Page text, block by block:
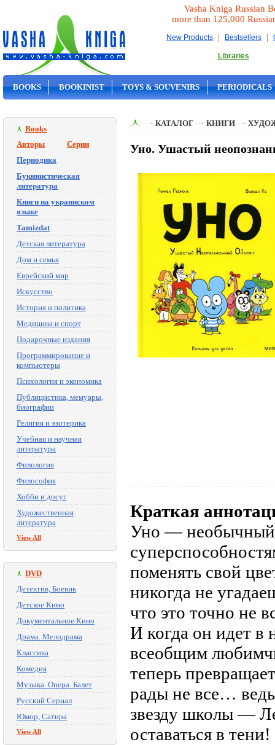
Vasha Kniga Russian
more than 125,000
New Products | Bestsellers |
Libraries
BOOKS BOOKINIST TOYS & SOUVENIRS PERIODICALS
Books
Авторы
Серии
Периодика
Букинистическая
литература
Книги на украинском
языке
Tamizdat
Детская литература
Дом и семья
Еврейский мир
Искусство
История и политика
Медицина и спорт
Подарочные издания
Программирование и
компьютеры
Психология и экономика
Публицистика, мемуары,
биографии
Религия и эзотерика
Учебная и научная
литература
Филология
Философия
Хобби и досуг
Художественная
литература
View All
DVD
Детектив, Боевик
Детское Кино
Документальное Кино
Драма. Мелодрама
Классика
Комедия
Музыка. Опера. Балет
Русский Сериал
Юмор, Сатира
View All
КАТАЛОГ КНИГИ
Уно. Ушастый
Краткая
Уно — необычный
поменять свой
никогда не
что это точно не
И когда он идет в
всеобщим
теперь
рады не все…
звезду школы —
оставаться в тени!